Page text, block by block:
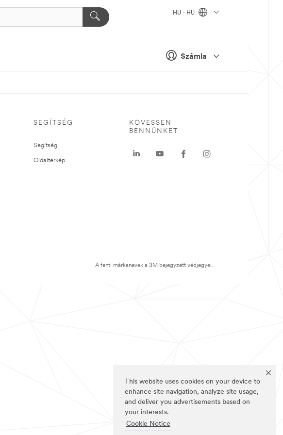
This website uses cookies on your device to
enhance site navigation, analyze site usage,
and deliver you advertisements based on
your interests.
Cookie Notice
Számla
HU - HU
SEGÍTSÉG
Segítség
Oldaltérkép
KÖVESSEN
BENNÜNKET
A fenti márkanevek a 3M bejegyzett védjegyei.